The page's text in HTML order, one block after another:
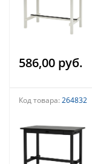
586,00 руб.
Код товара: 264832